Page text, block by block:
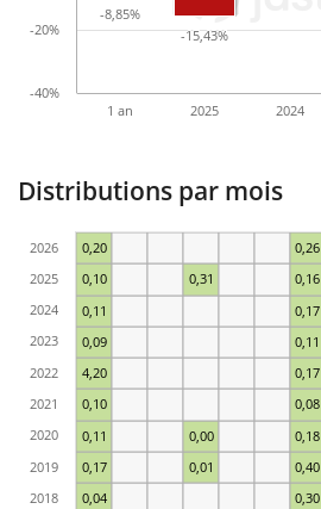
-8,85%
-8,85%
-15,43%
-15,43%
1 an 2025 2024
-40%
-20%
Distributions par mois
0,04 0,30
0,17 0,01 0,40
0,11 0,00 0,18
0,10 0,08
4,20 0,17
0,09 0,11
0,11 0,17
0,10 0,31 0,16
0,20 0,26
2018
2019
2020
2021
2022
2023
2024
2025
2026